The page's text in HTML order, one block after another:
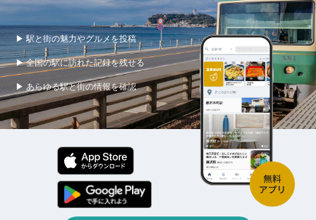
▶ 駅と街の魅力やグルメを投稿
▶ 全国の駅に訪れた記録を残せる
▶ あらゆる駅と街の情報を確認